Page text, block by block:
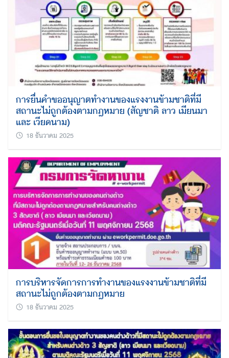
Search
การยื่นคำขออนุญาตทำงานของแรงงานข้ามชาติที่มี
สถานะไม่ถูกต้องตามกฎหมาย (สัญชาติ ลาว เมียนมา
และ เวียดนาม)
18 ธันวาคม 2025
การบริหารจัดการการทำงานของแรงงานข้ามชาติที่มี
สถานะไม่ถูกต้องตามกฎหมาย
18 ธันวาคม 2025